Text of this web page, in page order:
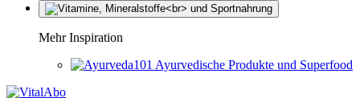
Mehr Inspiration
Ayurvedische Produkte und Superfood